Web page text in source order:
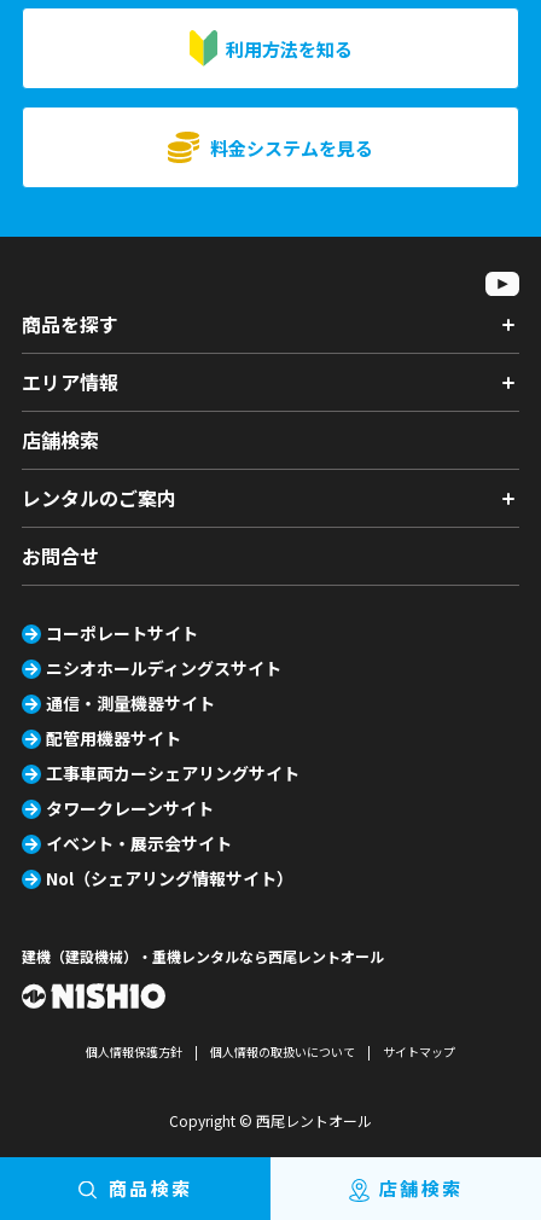
利用方法を知る
料金システムを見る
商品検索 店舗検索
商品を探す
エリア情報
店舗検索
レンタルのご案内
お問合せ
コーポレートサイト
ニシオホールディングスサイト
通信・測量機器サイト
配管用機器サイト
工事車両カーシェアリングサイト
タワークレーンサイト
イベント・展示会サイト
Nol（シェアリング情報サイト）
建機（建設機械）・重機レンタルなら西尾レントオール
個人情報保護方針 個人情報の取扱いについて サイトマップ
Copyright © 西尾レントオール